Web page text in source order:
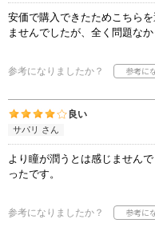
安価で購入できたためこちら
ませんでしたが、全く問題なか
参考になりましたか？
良い
サパリ さん
より瞳が潤うとは感じません
ったです。
参考になりましたか？